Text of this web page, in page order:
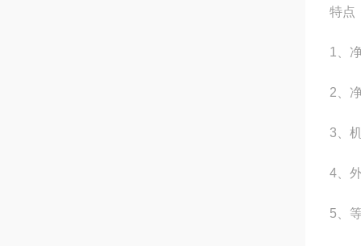
特点
1、
2、
3、
4、
5、